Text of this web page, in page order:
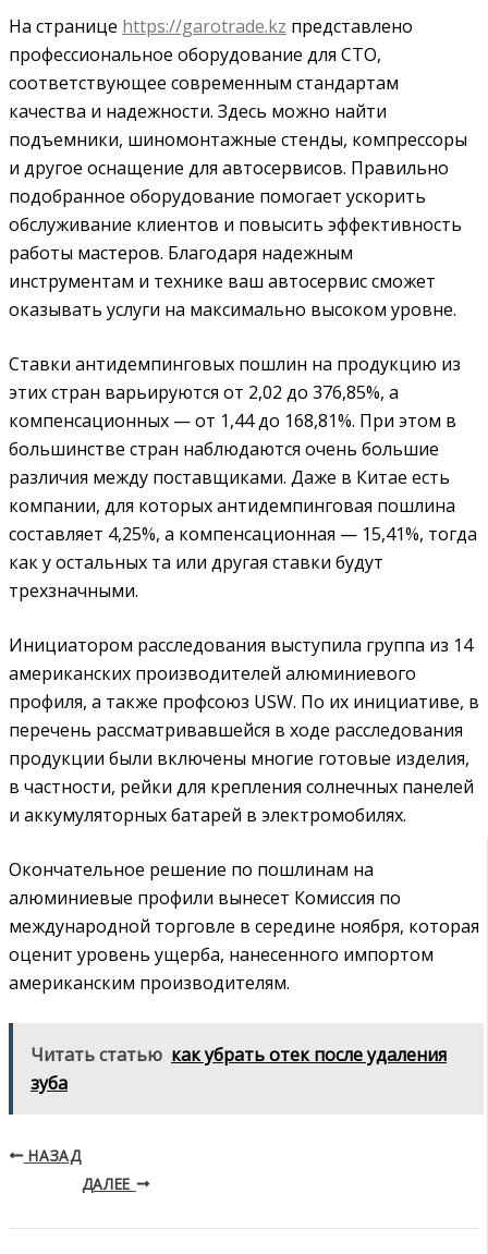
На странице https://garotrade.kz представлено
профессиональное оборудование для СТО,
соответствующее современным стандартам
качества и надежности. Здесь можно найти
подъемники, шиномонтажные стенды, компрессоры
и другое оснащение для автосервисов. Правильно
подобранное оборудование помогает ускорить
обслуживание клиентов и повысить эффективность
работы мастеров. Благодаря надежным
инструментам и технике ваш автосервис сможет
оказывать услуги на максимально высоком уровне.
Ставки антидемпинговых пошлин на продукцию из
этих стран варьируются от 2,02 до 376,85%, а
компенсационных — от 1,44 до 168,81%. При этом в
большинстве стран наблюдаются очень большие
различия между поставщиками. Даже в Китае есть
компании, для которых антидемпинговая пошлина
составляет 4,25%, а компенсационная — 15,41%, тогда
как у остальных та или другая ставки будут
трехзначными.
Инициатором расследования выступила группа из 14
американских производителей алюминиевого
профиля, а также профсоюз USW. По их инициативе, в
перечень рассматривавшейся в ходе расследования
продукции были включены многие готовые изделия,
в частности, рейки для крепления солнечных панелей
и аккумуляторных батарей в электромобилях.
Окончательное решение по пошлинам на
алюминиевые профили вынесет Комиссия по
международной торговле в середине ноября, которая
оценит уровень ущерба, нанесенного импортом
американским производителям.
Читать статью как убрать отек после удаления
зуба
НАЗАД
ДАЛЕЕ